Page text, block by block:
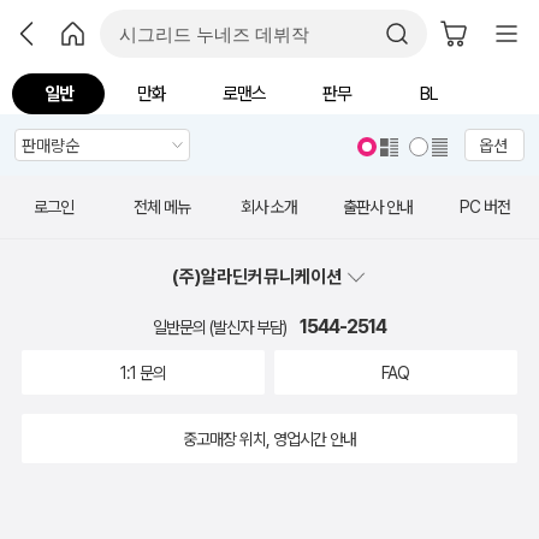
일반 만화 로맨스 판무 BL
옵션
로그인 전체 메뉴 회사 소개 출판사 안내 PC 버전
(주)알라딘커뮤니케이션
일반문의 (발신자 부담) 1544-2514
1:1 문의 FAQ
중고매장 위치, 영업시간 안내